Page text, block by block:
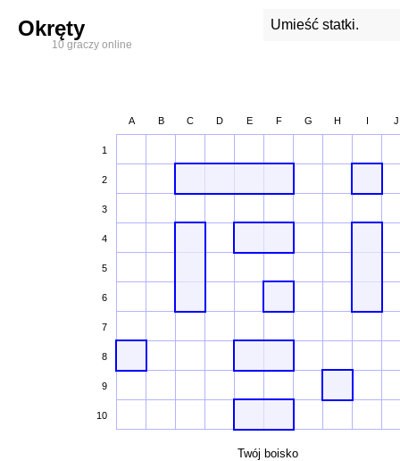
Okręty
10 graczy online
Umieść statki.
1
A B C D E F G H I J
2
3
4
5
6
7
8
9
10
Twój boisko